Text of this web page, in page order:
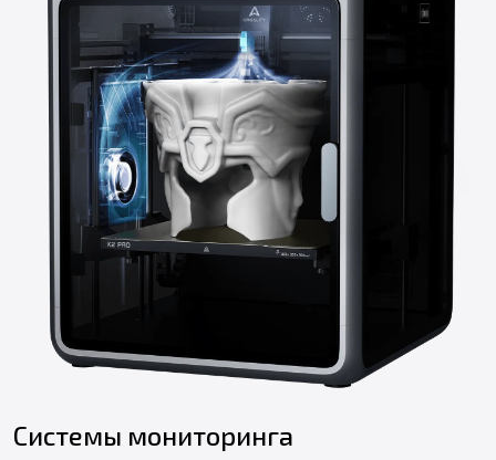
Системы мониторинга